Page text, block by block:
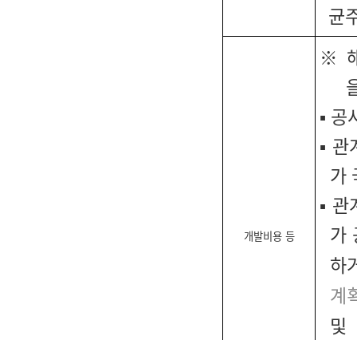
균
개발비용 등
※
▪ 공
▪ 관
가
▪ 관
가
하
계
및